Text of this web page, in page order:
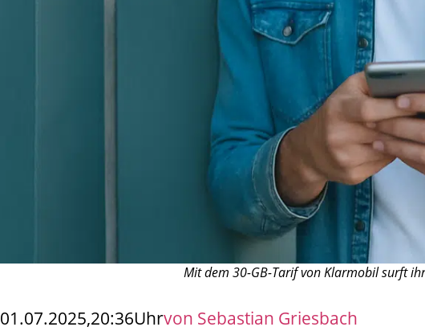
Mit dem 30-GB-Tarif von Klarmobil surft
01.07.2025,20:36Uhrvon Sebastian Griesbach